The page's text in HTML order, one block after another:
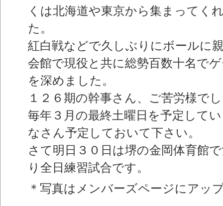
くは北海道や東京から集まってく
た。
紅白戦などで久しぶりにボールに
会館で現役と共に総勢百数十名で
を深めました。
１２６期の幹事さん、ご苦労様で
毎年３月の最終土曜日を予定して
なさん予定しておいて下さい。
さて明日３０日は堺の金岡体育館
り全日練習試合です。
＊写真はメンバーズページにアッ